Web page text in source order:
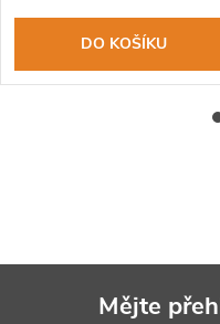
DO KOŠÍKU
Mějte